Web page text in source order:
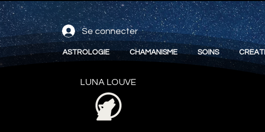
Se connecter
ASTROLOGIE CHAMANISME SOINS
LUNA LOUVE